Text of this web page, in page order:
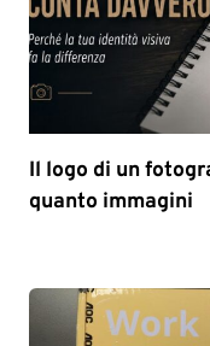
Il logo di un
quanto immagini